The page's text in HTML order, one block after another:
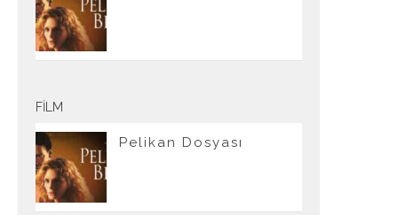
FILM
Pelikan Dosyası